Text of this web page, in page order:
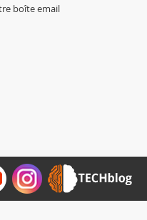
boîte email